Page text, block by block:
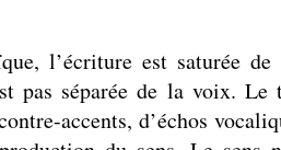
l’écriture est saturée de
pas séparée de la voix. Le
accents, d’échos